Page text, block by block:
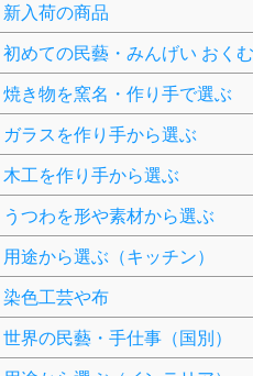
新入荷の商品
初めての民藝・みんげい おく
焼き物を窯名・作り手で選ぶ
ガラスを作り手から選ぶ
木工を作り手から選ぶ
うつわを形や素材から選ぶ
用途から選ぶ（キッチン）
染色工芸や布
世界の民藝・手仕事（国別）